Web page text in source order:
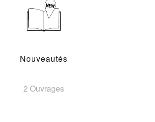
Nouveautés
2 Ouvrages